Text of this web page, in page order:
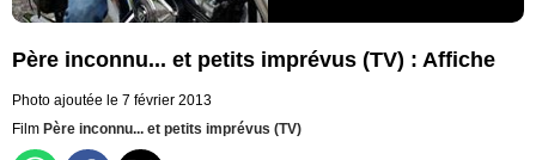
Père inconnu... et petits imprévus (TV) : Affiche
Photo ajoutée le 7 février 2013
Film Père inconnu... et petits imprévus (TV)